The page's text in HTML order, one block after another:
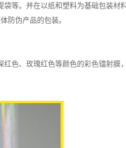
等。并在以纸和塑料为基础包装材
防伪产品的包装。
色、玫瑰红色等颜色的彩色镭射膜